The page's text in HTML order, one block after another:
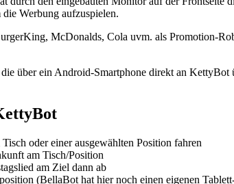
die Werbung aufzuspielen.
McDonalds, Cola uvm. als Promotion-
über ein Android-Smartphone direkt an
oder einer ausgewählten Position fahren
am Tisch/Position
am Ziel dann ab
(BellaBot hat hier noch einen eigenen